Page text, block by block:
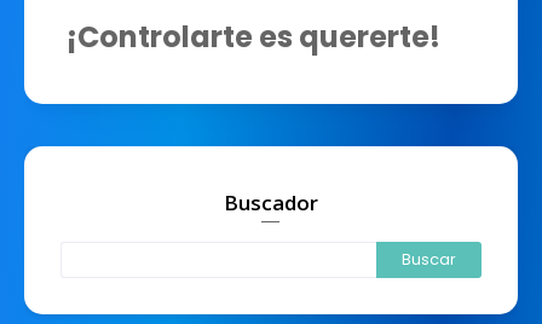
¡Controlarte es quererte!
Buscador